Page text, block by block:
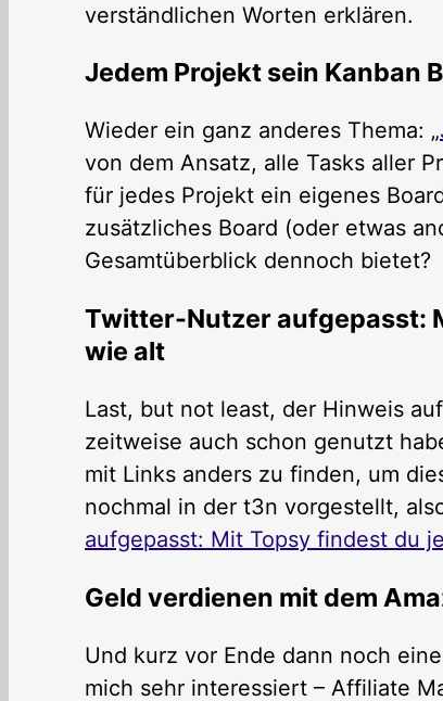
verständlichen Worten erklären.
Jedem Projekt sein Kanban
Wieder ein ganz anderes Thema: „
von dem Ansatz, alle Tasks aller
für jedes Projekt ein eigenes
zusätzliches Board (oder etwas
Gesamtüberblick dennoch bietet?
Twitter-Nutzer aufgepasst:
wie alt
Last, but not least, der Hinweis
zeitweise auch schon genutzt
mit Links anders zu finden, um
nochmal in der t3n vorgestellt,
aufgepasst: Mit Topsy findest du
Geld verdienen mit dem
Und kurz vor Ende dann noch
mich sehr interessiert – Affiliate